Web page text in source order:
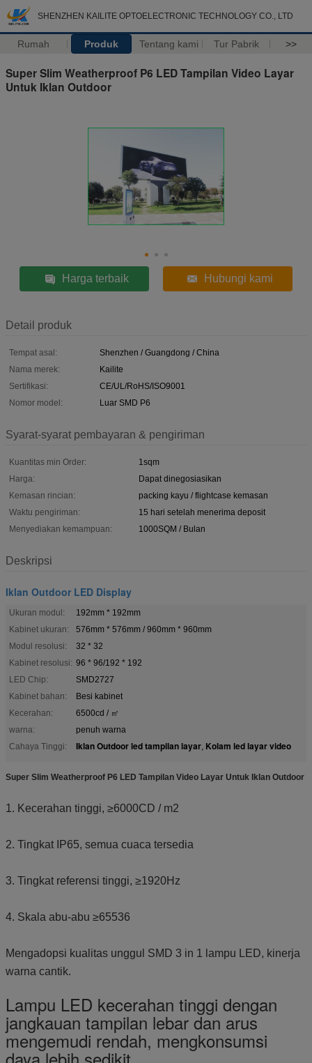
SHENZHEN KAILITE OPTOELECTRONIC TECHNOLOGY CO., LTD
Rumah Produk Tentang kami Tur Pabrik >>
Super Slim Weatherproof P6 LED Tampilan Video Layar
Untuk Iklan Outdoor
Harga terbaik Hubungi kami
Detail produk
Tempat asal:
Shenzhen / Guangdong / China
Nama merek:
Kailite
Sertifikasi:
CE/UL/RoHS/ISO9001
Nomor model:
Luar SMD P6
Syarat-syarat pembayaran & pengiriman
Kuantitas min Order:
1sqm
Harga:
Dapat dinegosiasikan
Kemasan rincian:
packing kayu / flightcase kemasan
Waktu pengiriman:
15 hari setelah menerima deposit
Menyediakan kemampuan:
1000SQM / Bulan
Deskripsi
Iklan Outdoor LED Display
Ukuran modul:
192mm * 192mm
Kabinet ukuran:
576mm * 576mm / 960mm * 960mm
Modul resolusi:
32 * 32
Kabinet resolusi: 96 * 96/192 * 192
LED Chip:
SMD2727
Kabinet bahan:
Besi kabinet
Kecerahan:
6500cd / ㎡
warna:
penuh warna
Cahaya Tinggi:
Iklan Outdoor led tampilan layar, Kolam led layar video
Super Slim Weatherproof P6 LED Tampilan Video Layar Untuk Iklan Outdoor
1. Kecerahan tinggi, ≥6000CD / m2
2. Tingkat IP65, semua cuaca tersedia
3. Tingkat referensi tinggi, ≥1920Hz
4. Skala abu-abu ≥65536
Mengadopsi kualitas unggul SMD 3 in 1 lampu LED, kinerja
warna cantik.
Lampu LED kecerahan tinggi dengan
jangkauan tampilan lebar dan arus
mengemudi rendah, mengkonsumsi